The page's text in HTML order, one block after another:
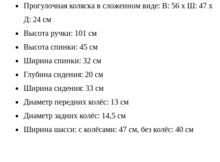
Прогулочная коляска в сложенном виде: В: 56 x Ш: 47 x
Д: 24 см
Высота ручки: 101 см
Высота спинки: 45 см
Ширина спинки: 32 см
Глубина сидения: 20 см
Ширина сидения: 33 см
Диаметр передних колёс: 13 см
Диаметр задних колёс: 14,5 см
Ширина шасси: с колёсами: 47 см, без колёс: 40 см